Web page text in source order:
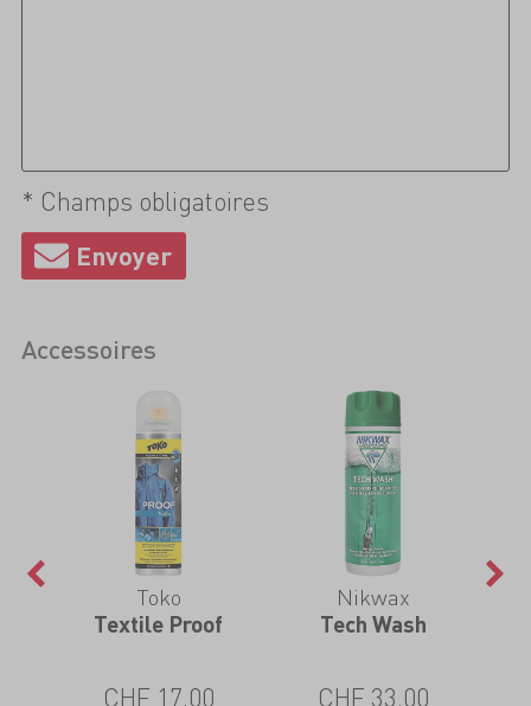
* Champs obligatoires
Accessoires
Toko
Textile Proof
CHF 17.00
Nikwax
Tech Wash
CHF 33.00